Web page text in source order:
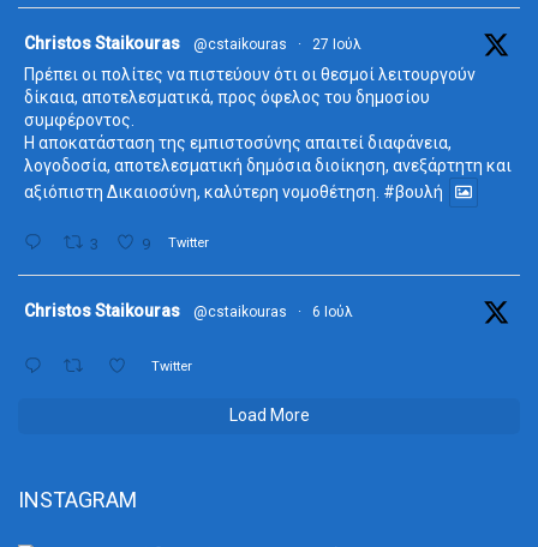
Christos Staikouras @cstaikouras · 27 Ιούλ
Πρέπει οι πολίτες να πιστεύουν ότι οι θεσμοί λειτουργούν
δίκαια, αποτελεσματικά, προς όφελος του δημοσίου
συμφέροντος.
Η αποκατάσταση της εμπιστοσύνης απαιτεί διαφάνεια,
λογοδοσία, αποτελεσματική δημόσια διοίκηση, ανεξάρτητη και
αξιόπιστη Δικαιοσύνη, καλύτερη νομοθέτηση. #βουλή
3 9 Twitter
Christos Staikouras @cstaikouras · 6 Ιούλ
Twitter
Load More
INSTAGRAM